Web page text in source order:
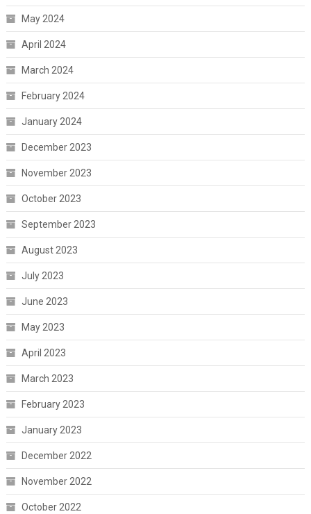
May 2024
April 2024
March 2024
February 2024
January 2024
December 2023
November 2023
October 2023
September 2023
August 2023
July 2023
June 2023
May 2023
April 2023
March 2023
February 2023
January 2023
December 2022
November 2022
October 2022